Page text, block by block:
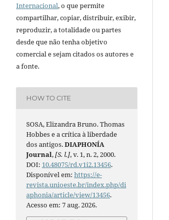
Internacional, o que permite
compartilhar, copiar, distribuir, exibir,
reproduzir, a totalidade ou partes
desde que não tenha objetivo
comercial e sejam citados os autores e
a fonte.
HOW TO CITE
SOSA, Elizandra Bruno. Thomas
Hobbes e a crítica à liberdade
dos antigos.DIAPHONÍA
Journal,[S. l.], v. 1, n. 2, 2000.
DOI: 10.48075/rd.v1i2.13456.
Disponível em:https://e-
revista.unioeste.br/index.php/di
aphonia/article/view/13456.
Acesso em: 7 aug. 2026.